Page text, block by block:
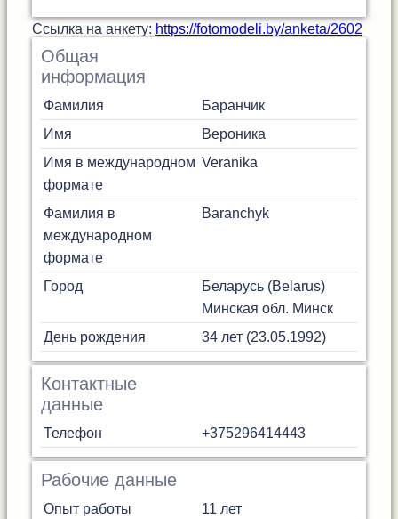
Cсылка на анкету: https://fotomodeli.by/anketa/2602
Общая
информация
Фамилия
Баранчик
Имя
Вероника
Имя в международном
формате
Veranika
Фамилия в
международном
формате
Baranchyk
Город
Беларусь (Belarus)
Минская обл. Минск
День рождения
34 лет (23.05.1992)
Контактные
данные
Телефон +375296414443
Рабочие данные
Опыт работы
11 лет